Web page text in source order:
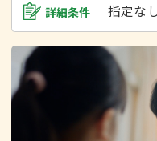
詳細条件 指定な